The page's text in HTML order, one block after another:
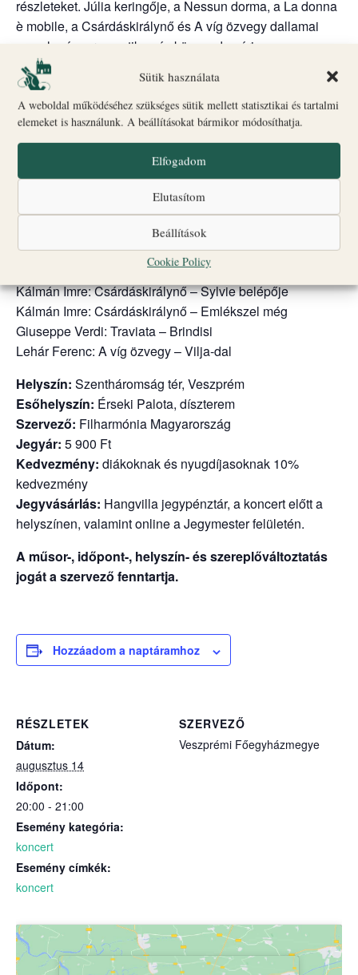
Sütik használata
A weboldal működéséhez szükséges sütik mellett statisztikai és tartalmi
elemeket is használunk. A beállításokat bármikor módosíthatja.
Elfogadom
Elutasítom
Beállítások
Cookie Policy
részleteket. Júlia keringője, a Nessun dorma, a La donna
è mobile, a Csárdáskirálynő és A víg özvegy dallamai
egy elegáns, romantikus és könnyed nyári
koncertélményt ígérnek.
Közreműködők:
Kriszta Kinga – szoprán
Horváth István – tenor
Műsor:
Charles Gounod: Rómeó és Júlia – Júlia keringő
Erkel Ferenc: Hunyadi László – Áldjon meg Isten
Giacomo Puccini: Gianni Schicchi – Lauretta áriája
Giacomo Puccini: Turandot – Nessun dorma
Giuseppe Verdi: Rigoletto – La donna è mobile
Kálmán Imre: Csárdáskirálynő – Sylvie belépője
Kálmán Imre: Csárdáskirálynő – Emlékszel még
Giuseppe Verdi: Traviata – Brindisi
Lehár Ferenc: A víg özvegy – Vilja-dal
Helyszín: Szentháromság tér, Veszprém
Esőhelyszín: Érseki Palota, díszterem
Szervező: Filharmónia Magyarország
Jegyár: 5 900 Ft
Kedvezmény: diákoknak és nyugdíjasoknak 10%
kedvezmény
Jegyvásárlás: Hangvilla jegypénztár, a koncert előtt a
helyszínen, valamint online a Jegymester felületén.
A műsor-, időpont-, helyszín- és szereplőváltoztatás
jogát a szervező fenntartja.
Hozzáadom a naptáramhoz
RÉSZLETEK
Dátum:
augusztus 14
Időpont:
20:00 - 21:00
Esemény kategória:
koncert
Esemény címkék:
koncert
SZERVEZŐ
Veszprémi Főegyházmegye